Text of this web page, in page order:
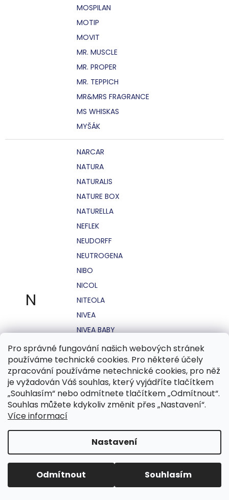
Pro správné fungování našich webových stránek
používáme technické cookies. Pro některé účely
zpracování používáme netechnické cookies, pro něž
je vyžadován Váš souhlas, který vyjádříte tlačítkem
„Souhlasím“ nebo odmítnete tlačítkem „Odmítnout“.
Souhlas můžete kdykoliv změnit přes „Nastavení“.
Více informací
Nastavení
Odmítnout Souhlasím
MOSPILAN
MOTIP
MOVIT
MR. MUSCLE
MR. PROPER
MR. TEPPICH
MR&MRS FRAGRANCE
MS WHISKAS
MYŠÁK
N
NARCAR
NATURA
NATURALIS
NATURE BOX
NATURELLA
NEFLEK
NEUDORFF
NEUTROGENA
NIBO
NICOL
NITEOLA
NIVEA
NIVEA BABY
NIVEA MEN
NIVEA SUN
NO STRESS
NOHEL GARDEN
NORDICS
NUK
O.B.
OASIS